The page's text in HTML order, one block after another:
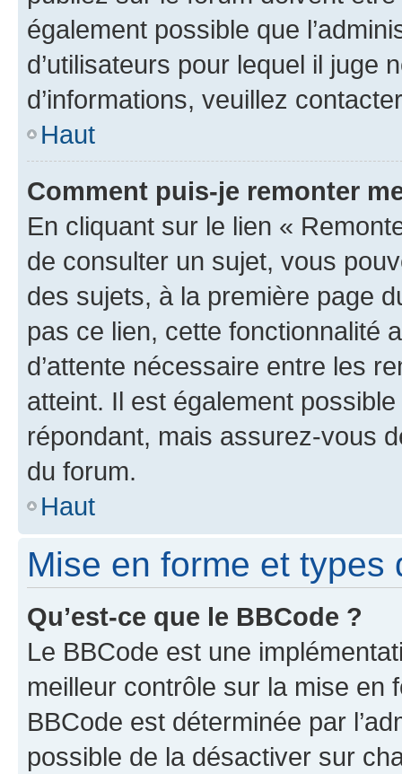
également possible que
d’utilisateurs pour lequel il juge
d’informations, veuillez
Haut
Comment puis-je remonter
En cliquant sur le lien «
de consulter un sujet, vous
des sujets, à la première page
pas ce lien, cette fonctionnalité
d’attente nécessaire entre les
atteint. Il est également
répondant, mais assurez-vous
du forum.
Haut
Mise en forme et types
Qu’est-ce que le BBCode ?
Le BBCode est une
meilleur contrôle sur la mise en
BBCode est déterminée par
possible de la désactiver sur